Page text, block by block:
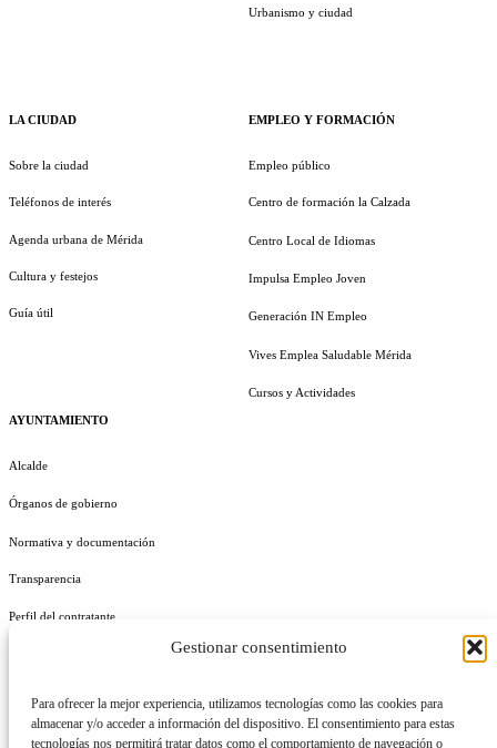
Gestionar consentimiento
Para ofrecer la mejor experiencia, utilizamos tecnologías como las cookies para
almacenar y/o acceder a información del dispositivo. El consentimiento para estas
tecnologías nos permitirá tratar datos como el comportamiento de navegación o
LA CIUDAD
Sobre la ciudad
Teléfonos de interés
Agenda urbana de Mérida
Cultura y festejos
Guía útil
AYUNTAMIENTO
Alcalde
Órganos de gobierno
Normativa y documentación
Transparencia
Perfil del contratante
Urbanismo y ciudad
EMPLEO Y FORMACIÓN
Empleo público
Centro de formación la Calzada
Centro Local de Idiomas
Impulsa Empleo Joven
Generación IN Empleo
Vives Emplea Saludable Mérida
Cursos y Actividades